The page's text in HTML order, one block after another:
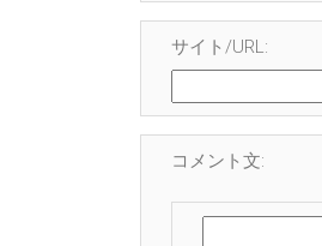
サイト/URL:
コメント文: